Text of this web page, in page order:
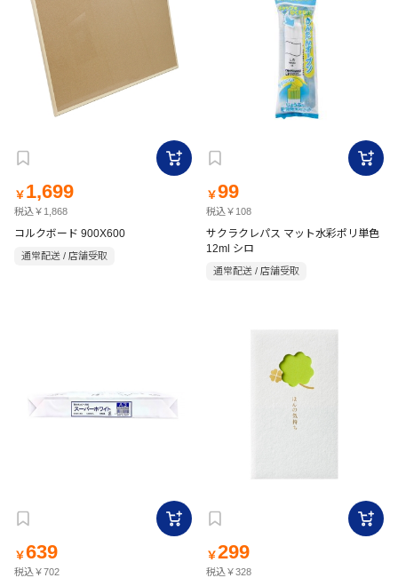
￥ 1,699
税込￥1,868
コルクボード 900X600
通常配送 / 店舗受取
￥99
税込￥108
サクラクレパス マット水彩ポリ単色
12ml シロ
通常配送 / 店舗受取
￥639
税込￥702
￥299
税込￥328